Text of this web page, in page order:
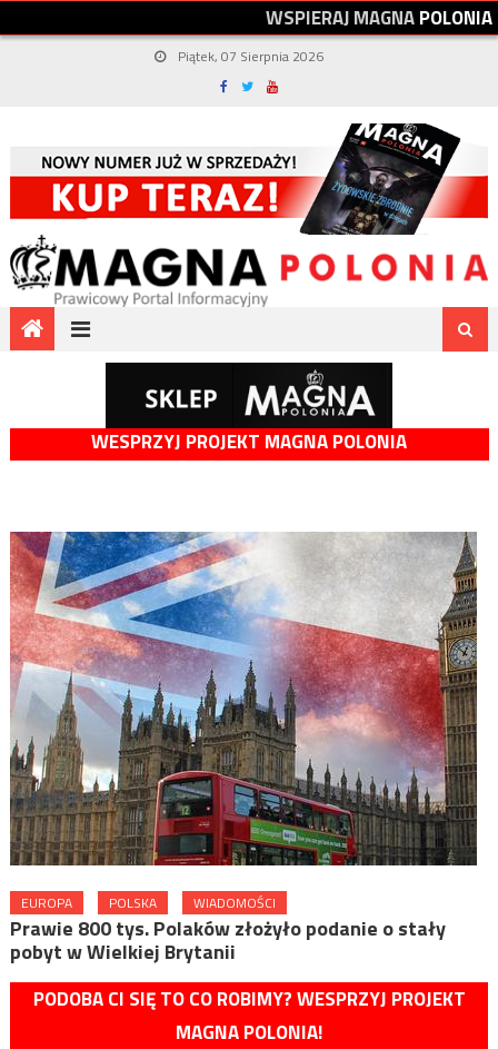
WSPIERAJMAGNAPOLONIA
Piątek, 07 Sierpnia 2026
WESPRZYJ PROJEKT MAGNA POLONIA
EUROPA POLSKA WIADOMOŚCI
Prawie 800 tys. Polaków złożyło podanie o stały
pobyt w Wielkiej Brytanii
PODOBA CI SIĘ TO CO ROBIMY? WESPRZYJ PROJEKT
MAGNA POLONIA!